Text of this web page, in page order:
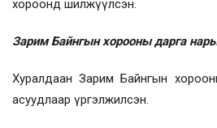
хороонд шилжүүлсэн.
Зарим Байнгын хорооны дарга
Хуралдаан Зарим Байнгын
асуудлаар үргэлжилсэн.